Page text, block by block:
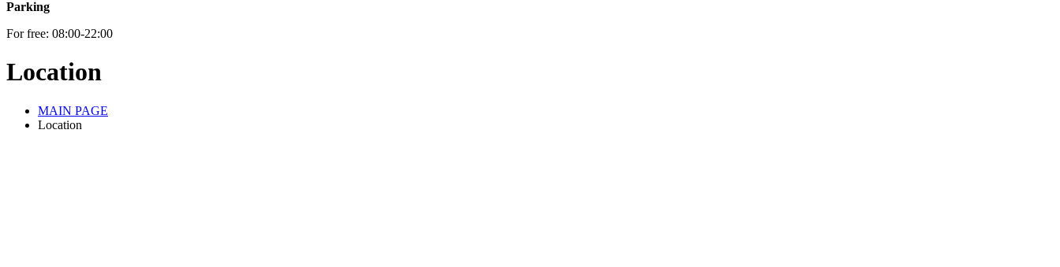
Parking
For free: 08:00-22:00
Location
MAIN PAGE
Location